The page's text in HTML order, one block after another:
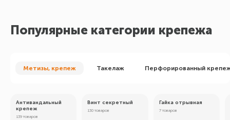
Популярные категории крепежа
Метизы, крепеж Такелаж Перфорированный
Антивандальный
крепеж
139 товаров
Винт секретный
130 товаров
Гайка отрывная
7 товаров